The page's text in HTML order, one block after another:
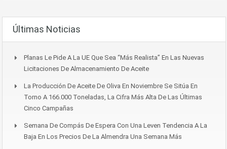
Últimas Noticias
Planas Le Pide A La UE Que Sea “más Realista” En Las Nuevas
Licitaciones De Almacenamiento De Aceite
La Producción De Aceite De Oliva En Noviembre Se Sitúa En
Torno A 166.000 Toneladas, La Cifra Más Alta De Las Últimas
Cinco Campañas
Semana De Compás De Espera Con Una Leven Tendencia A La
Baja En Los Precios De La Almendra Una Semana Más